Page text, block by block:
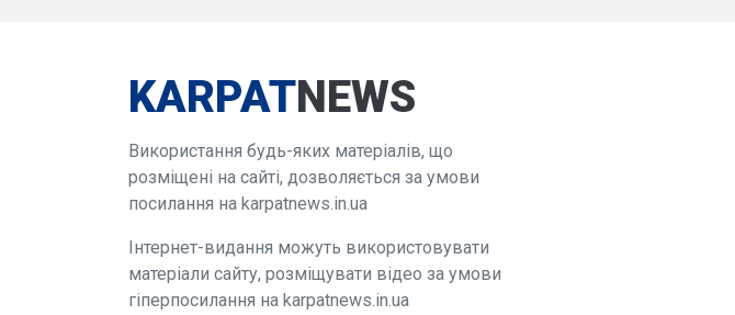
KARPATNEWS
Використання будь-яких матеріалів, що
розміщені на сайті, дозволяється за умови
посилання на karpatnews.in.ua
Інтернет-видання можуть використовувати
матеріали сайту, розміщувати відео за умови
гіперпосилання на karpatnews.in.ua